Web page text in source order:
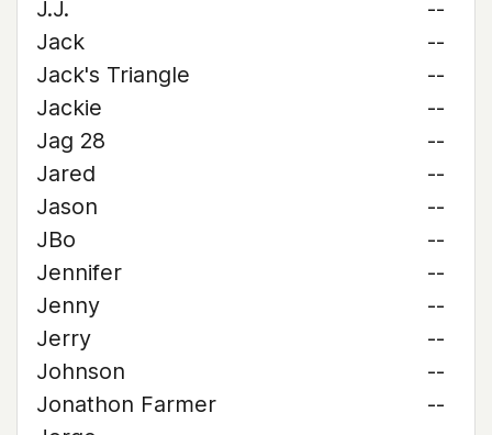
J.J.
--
Jack
--
Jack's Triangle
--
Jackie
--
Jag 28
--
Jared
--
Jason
--
JBo
--
Jennifer
--
Jenny
--
Jerry
--
Johnson
--
Jonathon Farmer
--